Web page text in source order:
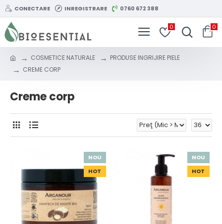
CONECTARE INREGISTRARE 0760 672 388
0 0
COSMETICE NATURALE
PRODUSE INGRIJIRE PIELE
CREME CORP
Creme corp
NOU
HOT
NOU
HOT